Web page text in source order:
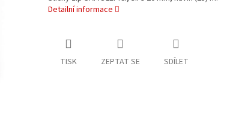
Detailní informace
TISK ZEPTAT SE SDÍLET